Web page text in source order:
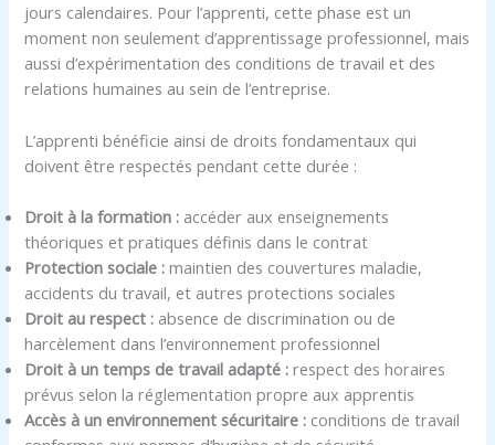
jours calendaires. Pour l’apprenti, cette phase est un
moment non seulement d’apprentissage professionnel, mais
aussi d’expérimentation des conditions de travail et des
relations humaines au sein de l’entreprise.
L’apprenti bénéficie ainsi de droits fondamentaux qui
doivent être respectés pendant cette durée :
Droit à la formation : accéder aux enseignements
théoriques et pratiques définis dans le contrat
Protection sociale : maintien des couvertures maladie,
accidents du travail, et autres protections sociales
Droit au respect : absence de discrimination ou de
harcèlement dans l’environnement professionnel
Droit à un temps de travail adapté : respect des horaires
prévus selon la réglementation propre aux apprentis
Accès à un environnement sécuritaire : conditions de travail